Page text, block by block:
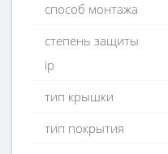
способ монтажа
степень защиты
ip
тип крышки
тип покрытия